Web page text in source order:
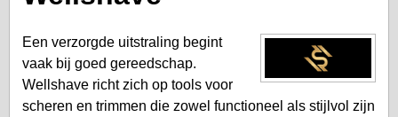
Een verzorgde uitstraling begint
vaak bij goed gereedschap.
Wellshave richt zich op tools voor
scheren en trimmen die zowel functioneel als stijlvol zijn